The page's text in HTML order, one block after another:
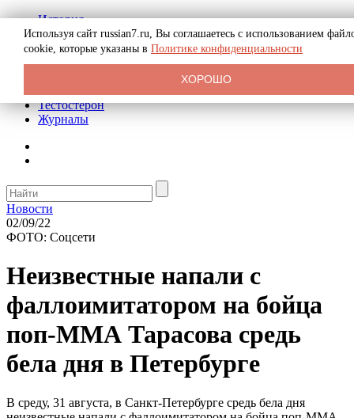
История
Биография
Криминал
Реклама на сайте
Тестостерон
Журналы
Новости
02/09/22
ФОТО: Соцсети
Неизвестные напали с
фаллоимитатором на бойца
поп-ММА Тарасова средь
бела дня в Петербурге
В среду, 31 августа, в Санкт-Петербурге средь бела дня
Используя сайт russian7.ru, Вы соглашаетесь с использованием
cookie, которые указаны в Политике конфиденциальности
ХОРОШО